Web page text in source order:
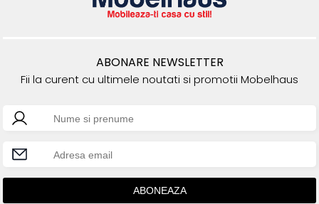
ABONARE NEWSLETTER
Fii la curent cu ultimele noutati si promotii Mobelhaus